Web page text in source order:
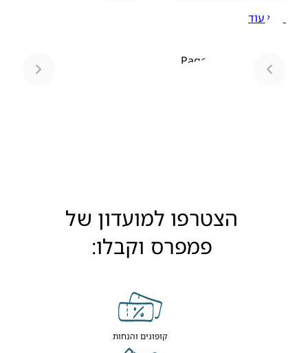
קרא עוד
Page
הצטרפו למועדון של
פמפרס וקבלו:
קופונים והנחות